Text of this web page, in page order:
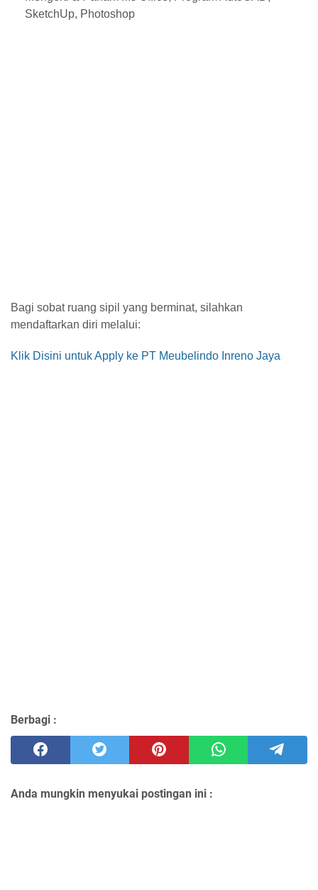
SketchUp, Photoshop
Bagi sobat ruang sipil yang berminat, silahkan
mendaftarkan diri melalui:
Klik Disini untuk Apply ke PT Meubelindo Inreno Jaya
Berbagi :
Anda mungkin menyukai postingan ini :